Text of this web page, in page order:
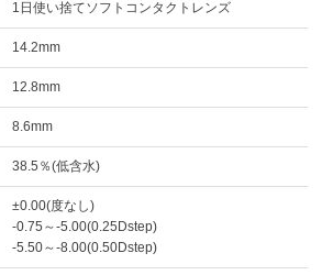
1日使い捨てソフトコンタクトレンズ
14.2mm
12.8mm
8.6mm
38.5％(低含水)
±0.00(度なし)
-0.75～-5.00(0.25Dstep)
-5.50～-8.00(0.50Dstep)